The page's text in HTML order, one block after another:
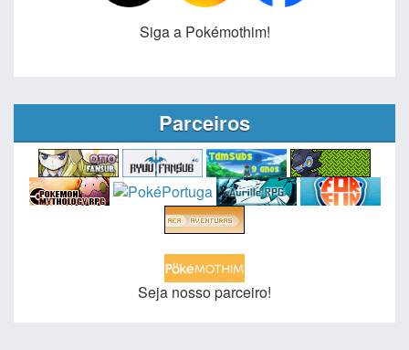
Siga a Pokémothim!
Parceiros
Seja nosso parceiro!